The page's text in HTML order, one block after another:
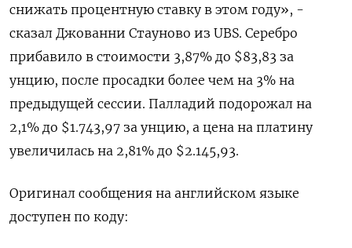
снижать процентную ставку в этом году», - ​
сказал Джованни Стауново ⁠из UBS. Серебро
прибавило в стоимости 3,87% до $83,83 за
унцию, после просадки более чем ‌на 3% на
предыдущей сессии. Палладий подорожал на
2,1% ‌до $1.743,97 за унцию, а цена на платину
увеличилась на ​2,81% до $2.145,93.
Оригинал сообщения на английском ‌языке
доступен по коду: